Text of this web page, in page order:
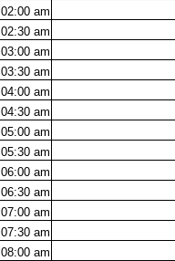
02:00 am
02:30 am
03:00 am
03:30 am
04:00 am
04:30 am
05:00 am
05:30 am
06:00 am
06:30 am
07:00 am
07:30 am
08:00 am